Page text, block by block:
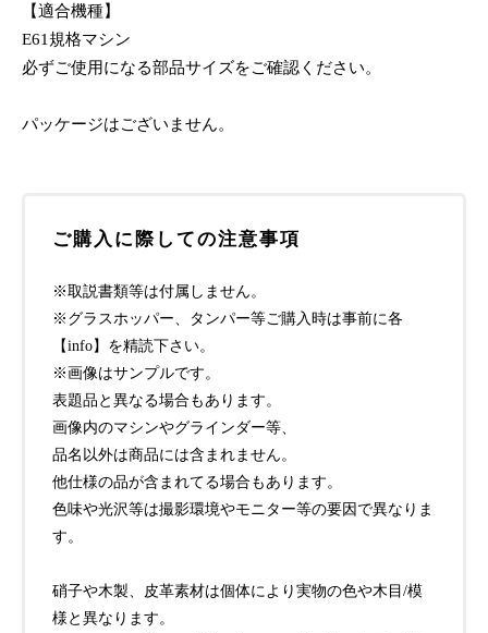
【適合機種】
E61規格マシン
必ずご使用になる部品サイズをご確認ください。
パッケージはございません。
ご購入に際しての注意事項
※取説書類等は付属しません。
※グラスホッパー、タンパー等ご購入時は事前に各
【info】を精読下さい。
※画像はサンプルです。
表題品と異なる場合もあります。
画像内のマシンやグラインダー等、
品名以外は商品には含まれません。
他仕様の品が含まれてる場合もあります。
色味や光沢等は撮影環境やモニター等の要因で異なりま
す。
硝子や木製、皮革素材は個体により実物の色や木目/模
様と異なります。